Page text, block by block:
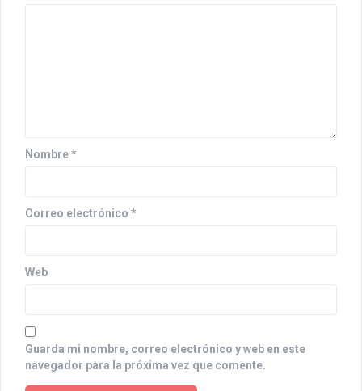
Nombre*
Correo electrónico *
Web
Guarda mi nombre, correo electrónico y web en este
navegador para la próxima vez que comente.